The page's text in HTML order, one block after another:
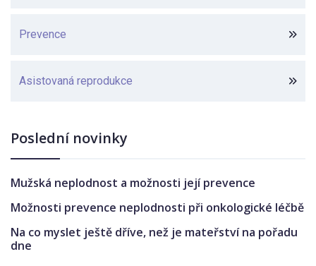
Prevence
Asistovaná reprodukce
Poslední novinky
Mužská neplodnost a možnosti její prevence
Možnosti prevence neplodnosti při onkologické léčbě
Na co myslet ještě dříve, než je mateřství na pořadu
dne